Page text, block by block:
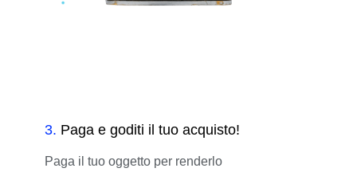
3. Paga e goditi il tuo acquisto!
Paga il tuo oggetto per renderlo